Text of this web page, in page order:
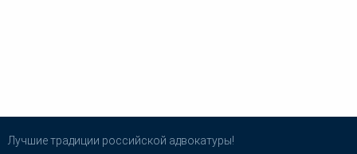
Лучшие традиции российской адвокатуры!